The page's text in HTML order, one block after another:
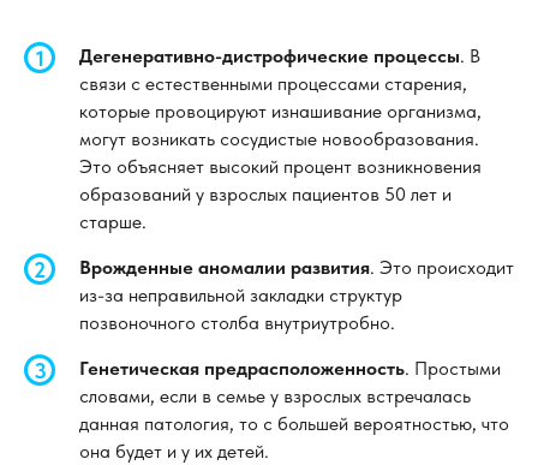
Дегенеративно-дистрофические процессы. В
связи с естественными процессами старения,
которые провоцируют изнашивание организма,
могут возникать сосудистые новообразования.
Это объясняет высокий процент возникновения
образований у взрослых пациентов 50 лет и
старше.
Врожденные аномалии развития. Это происходит
из-за неправильной закладки структур
позвоночного столба внутриутробно.
Генетическая предрасположенность. Простыми
словами, если в семье у взрослых встречалась
данная патология, то с большей вероятностью, что
она будет и у их детей.